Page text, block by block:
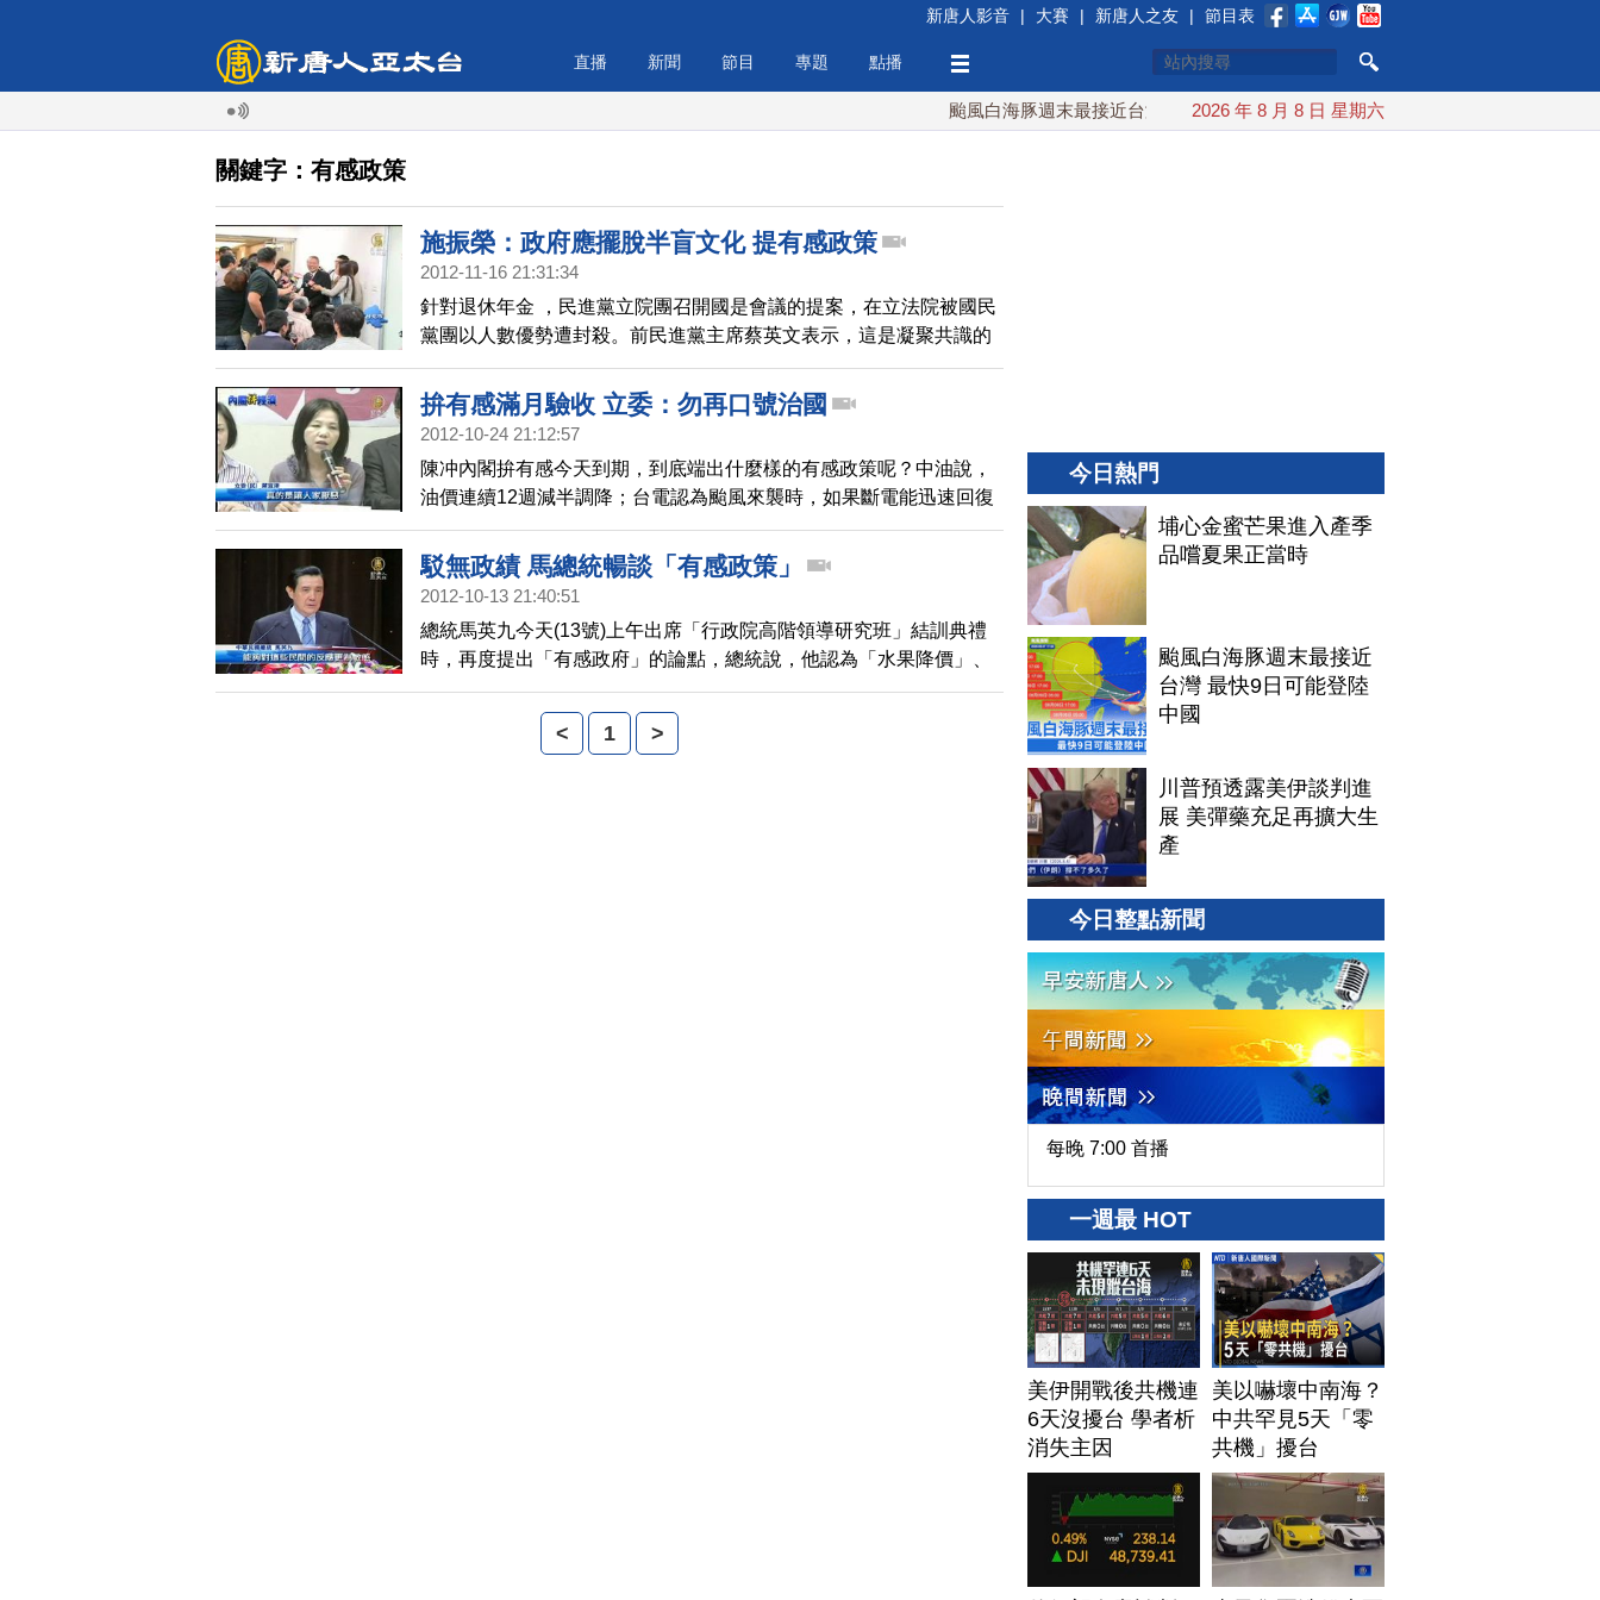
新唐人影音 | 大賽 | 新唐人之友 | 節目表
直播 新聞 節目 專題 點播
颱風白海豚週末最接近台灣 最快9日可能登陸中國 台灣漢光首結合城鎮演習
2026 年 8 月 8 日 星期六
關鍵字：有感政策
施振榮：政府應擺脫半盲文化 提有感政策
2012-11-16 21:31:34
針對退休年金 ，民進黨立院團召開國是會議的提案，在立法院被國民
黨團以人數優勢遭封殺。前民進黨主席蔡英文表示，這是凝聚共識的
過程。當天宏碁創辦人施振榮受邀到小英基金會演講，被媒體問到是
否支持蔡英文喊出的國是會議？施振榮說，他保持中立。但他認為，
與其重視短期有形的成果，政府更應提出有感政策，給人民希望。
拚有感滿月驗收 立委：勿再口號治國
2012-10-24 21:12:57
陳冲內閣拚有感今天到期，到底端出什麼樣的有感政策呢？中油說，
油價連續12週減半調降；台電認為颱風來襲時，如果斷電能迅速回復
供電，這也很有感，不過，讓立委感到無厘頭的是，台鐵說提供便當
新菜色居然也能說是有感政策。在野黨立委呼籲，政府別再口號治
國。
駁無政績 馬總統暢談「有感政策」
2012-10-13 21:40:51
總統馬英九今天(13號)上午出席「行政院高階領導研究班」結訓典禮
時，再度提出「有感政府」的論點，總統說，他認為「水果降價」、
「外勞增加」、「美國免簽」和「釣魚台護漁」，都是讓人民有感的
政策，他也勉勵在場官員，要多發想讓人民有感的政策，才能積少成
多，讓民眾有感覺。
< 1 >
今日熱門
埔心金蜜芒果進入產季
品嚐夏果正當時
颱風白海豚週末最接近
台灣 最快9日可能登陸
中國
川普預透露美伊談判進
展 美彈藥充足再擴大生
產
今日整點新聞
每晚 7:00 首播
一週最 HOT
美伊開戰後共機連
6天沒擾台 學者析
消失主因
美以嚇壞中南海？
中共罕見5天「零
共機」擾台